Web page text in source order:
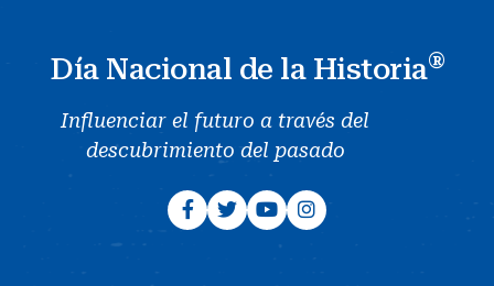
Día Nacional de la Historia®
Influenciar el futuro a través del
descubrimiento del pasado